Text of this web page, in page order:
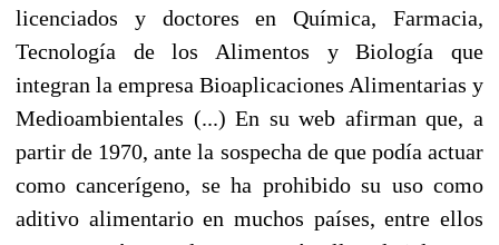
licenciados y doctores en Química, Farmacia,
Tecnología de los Alimentos y Biología que
integran la empresa Bioaplicaciones Alimentarias y
Medioambientales (...) En su web afirman que, a
partir de 1970, ante la sospecha de que podía actuar
como cancerígeno, se ha prohibido su uso como
aditivo alimentario en muchos países, entre ellos